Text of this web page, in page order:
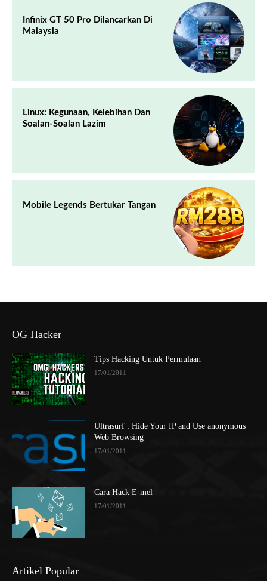
Infinix GT 50 Pro Dilancarkan Di
Malaysia
Linux: Kegunaan, Kelebihan Dan
Soalan-Soalan Lazim
Mobile Legends Bertukar Tangan
OG Hacker
Tips Hacking Untuk Permulaan
17/01/2011
Ultrasurf : Hide Your IP and Use anonymous
Web Browsing
17/01/2011
Cara Hack E-mel
17/01/2011
Artikel Popular